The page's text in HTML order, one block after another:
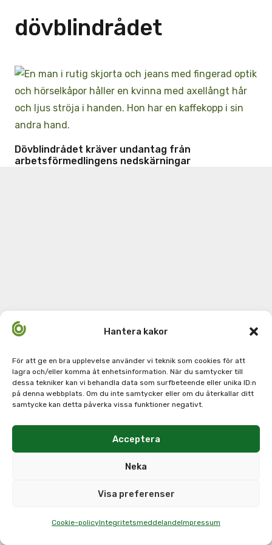
Hantera kakor
För att ge en bra upplevelse använder vi teknik som cookies för att
lagra och/eller komma åt enhetsinformation. När du samtycker till
dessa tekniker kan vi behandla data som surfbeteende eller unika ID:n
på denna webbplats. Om du inte samtycker eller om du återkallar ditt
samtycke kan detta påverka vissa funktioner negativt.
Acceptera
Neka
Visa preferenser
Cookie-policyIntegritetsmeddelandeImpressum
dövblindrådet
Dövblindrådet kräver undantag från
arbetsförmedlingens nedskärningar